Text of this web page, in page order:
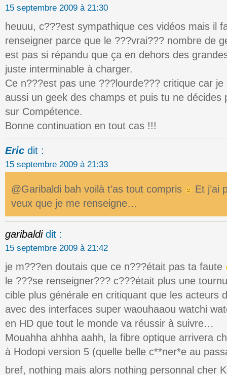
15 septembre 2009 à 21:30
heuuu, c???est sympathique ces vidéos mais il
renseigner parce que le ???vrai??? nombre de
est pas si répandu que ça en dehors des
juste interminable à charger.
Ce n???est pas une ???lourde??? critique car
aussi un geek des champs et puis tu ne
sur Compétence.
Bonne continuation en tout cas !!!
Eric dit :
15 septembre 2009 à 21:33
@Garibaldi bah voilà t’as tout compris
Et j’ai
veux que je me renseigne…
garibaldi dit :
15 septembre 2009 à 21:42
je m???en doutais que ce n???était pas ta faute
le ???se renseigner??? c???était plus une
cible plus générale en critiquant que les acteurs
avec des interfaces super waouhaaou watchi
en HD que tout le monde va réussir à suivre…
Mouahha ahhha aahh, la fibre optique arrivera
à Hodopi version 5 (quelle belle c**ner*e au
bref, nothing mais alors nothing personnal cher